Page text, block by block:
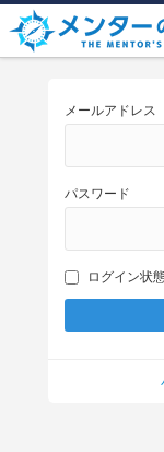
メールアドレス
パスワード
ログイン状